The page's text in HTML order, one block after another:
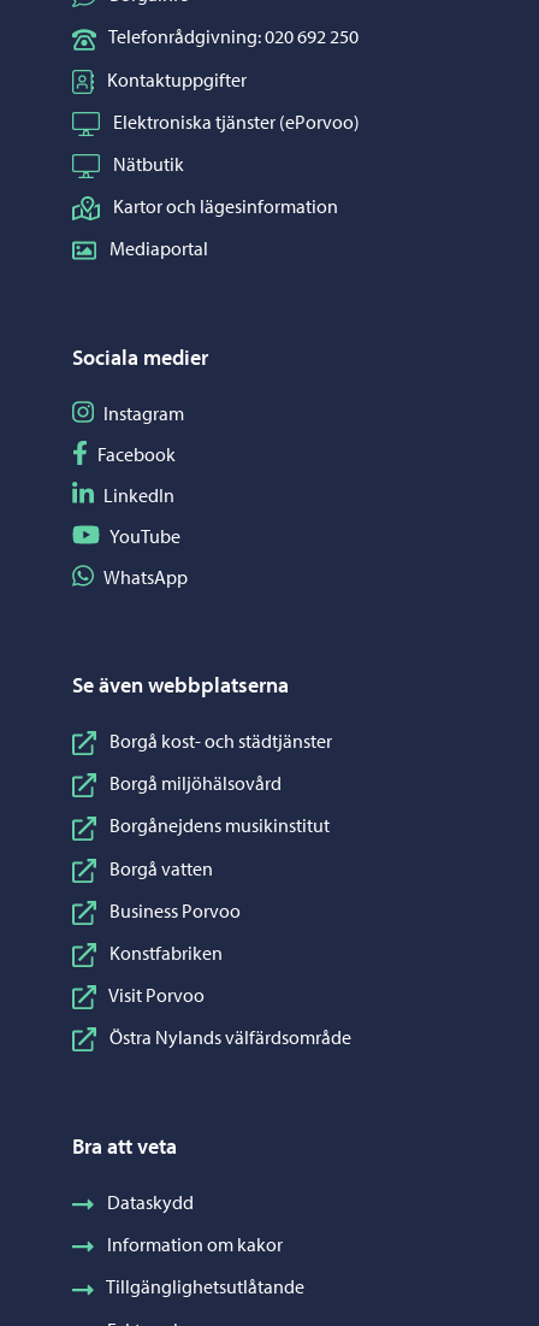
Telefonrådgivning: 020 692 250
Kontaktuppgifter
Elektroniska tjänster (ePorvoo)
Nätbutik
Kartor och lägesinformation
Mediaportal
Sociala medier
Följ på Instagram
Instagram
Följ på Facebook
Facebook
Följ på LinkedIn
LinkedIn
Följ på YouTube
YouTube
Dela på WhatsApp
WhatsApp
Se även webbplatserna
Borgå kost- och städtjänster
Borgå miljöhälsovård
Borgånejdens musikinstitut
Borgå vatten
Business Porvoo
Konstfabriken
Visit Porvoo
Östra Nylands välfärdsområde
Bra att veta
Dataskydd
Information om kakor
Tillgänglighetsutlåtande